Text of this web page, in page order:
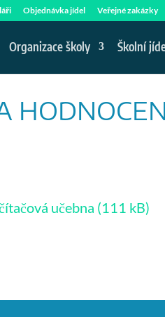
Objednávka jídel Veřejné zakázky
Organizace školy Školní
učebna